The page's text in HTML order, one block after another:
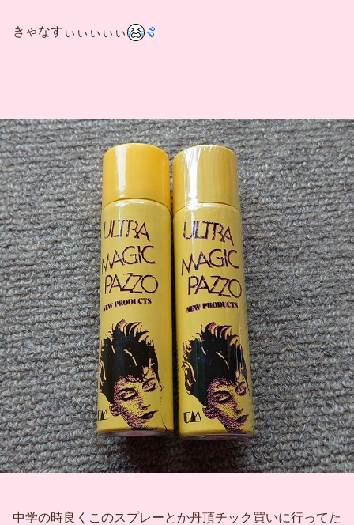
きゃなすぃぃぃぃぃ
中学の時良くこのスプレーとか丹頂チック買いに行ってた